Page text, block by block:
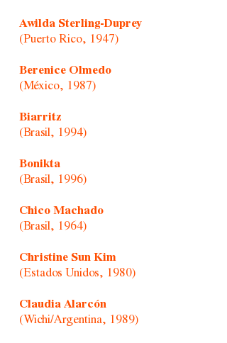
Awilda Sterling-Duprey
(Puerto Rico, 1947)
Berenice Olmedo
(México, 1987)
Biarritz
(Brasil, 1994)
Bonikta
(Brasil, 1996)
Chico Machado
(Brasil, 1964)
Christine Sun Kim
(Estados Unidos, 1980)
Claudia Alarcón
(Wichi/Argentina, 1989)